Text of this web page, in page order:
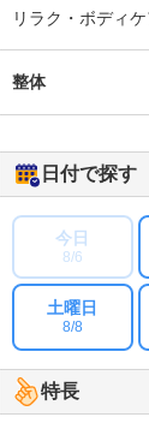
リラク・ボディケ
整体
日付で探す
今日
8/6
土曜日
8/8
特長